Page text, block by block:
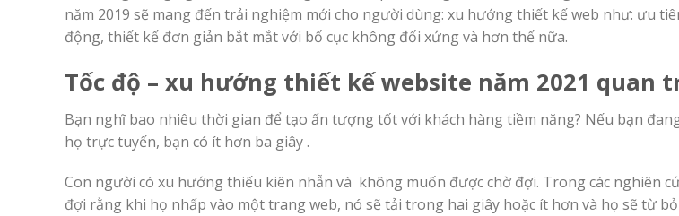
năm 2019 sẽ mang đến trải nghiệm mới cho người dùng: xu hướng thiết kế web như: ưu
động, thiết kế đơn giản bắt mắt với bố cục không đối xứng và hơn thế nữa.
Tốc độ – xu hướng thiết kế website năm 2021 quan
Bạn nghĩ bao nhiêu thời gian để tạo ấn tượng tốt với khách hàng tiềm năng? Nếu bạn
họ trực tuyến, bạn có ít hơn ba giây .
Con người có xu hướng thiếu kiên nhẫn và không muốn được chờ đợi. Trong các nghiên
đợi rằng khi họ nhấp vào một trang web, nó sẽ tải trong hai giây hoặc ít hơn và họ sẽ từ